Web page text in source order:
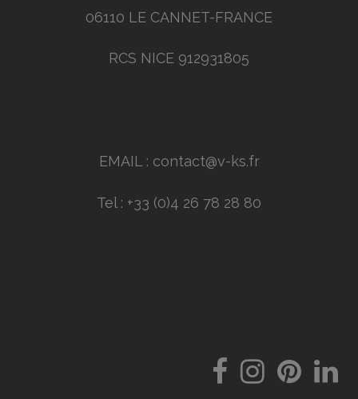
06110 LE CANNET-FRANCE
RCS NICE 912931805
EMAIL : contact@v-ks.fr
Tel : +33 (0)4 26 78 28 80